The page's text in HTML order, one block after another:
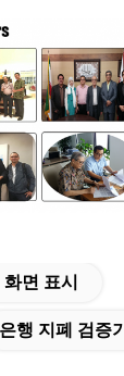
면 표시
은행 지폐 검증기